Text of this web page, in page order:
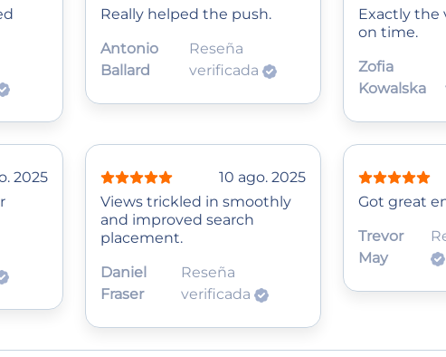
Really helped the push.
Antonio
Ballard
Reseña
verificada
Exactly the
on time.
Zofia
Kowalska
2025
10 ago. 2025
Views trickled in smoothly
and improved search
placement.
Daniel
Fraser
Reseña
verificada
Got great
Trevor
May